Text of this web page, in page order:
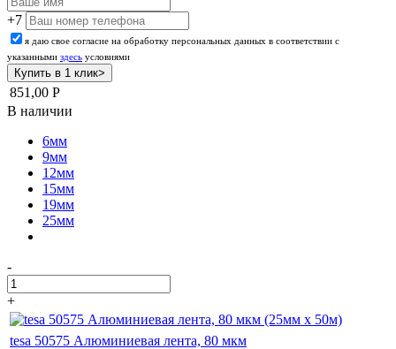
+7
я даю свое согласие на обработку персональных данных в соответствии с
указанными здесь условиями
851,00 Р
В наличии
6мм
9мм
12мм
15мм
19мм
25мм
-
+
tesa 50575 Алюминиевая лента, 80 мкм